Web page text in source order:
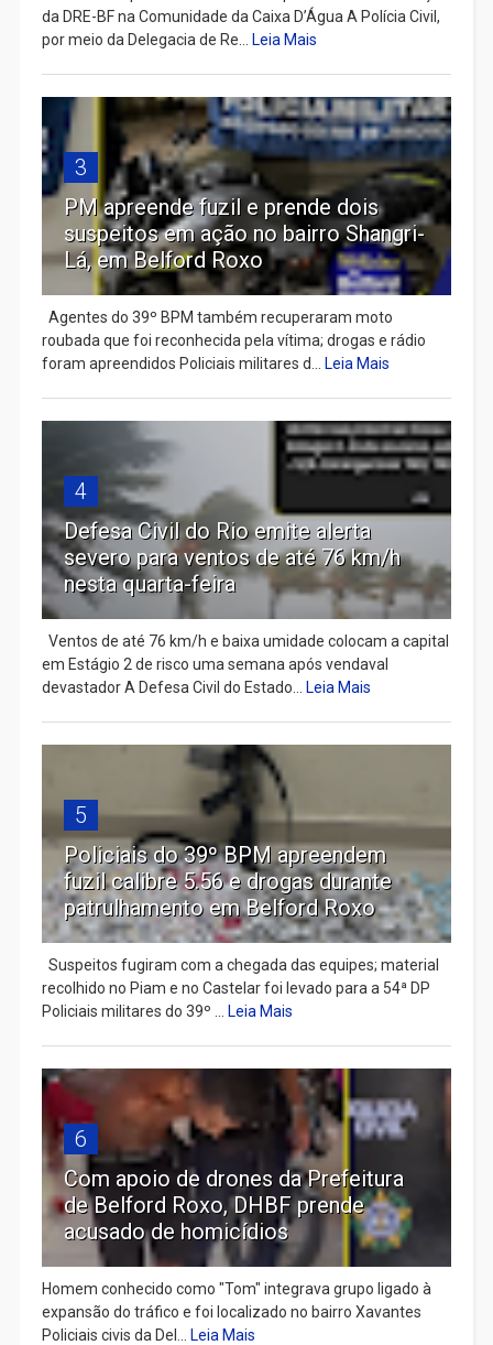
da DRE-BF na Comunidade da Caixa D’Água A Polícia Civil,
por meio da Delegacia de Re...
Leia Mais
3
PM apreende fuzil e prende dois
suspeitos em ação no bairro Shangri-
Lá, em Belford Roxo
Agentes do 39º BPM também recuperaram moto
roubada que foi reconhecida pela vítima; drogas e rádio
foram apreendidos Policiais militares d...
Leia Mais
4
Defesa Civil do Rio emite alerta
severo para ventos de até 76 km/h
nesta quarta-feira
Ventos de até 76 km/h e baixa umidade colocam a capital
em Estágio 2 de risco uma semana após vendaval
devastador A Defesa Civil do Estado...
Leia Mais
5
Policiais do 39º BPM apreendem
fuzil calibre 5.56 e drogas durante
patrulhamento em Belford Roxo
Suspeitos fugiram com a chegada das equipes; material
recolhido no Piam e no Castelar foi levado para a 54ª DP
Policiais militares do 39º ...
Leia Mais
6
Com apoio de drones da Prefeitura
de Belford Roxo, DHBF prende
acusado de homicídios
Homem conhecido como "Tom" integrava grupo ligado à
expansão do tráfico e foi localizado no bairro Xavantes
Policiais civis da Del...
Leia Mais